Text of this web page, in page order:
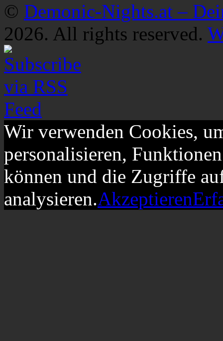
© Demonic-Nights.at –
2026. All rights reserved.
Wir verwenden Cookies,
personalisieren,
können und die Zugriffe
analysieren.Akzeptieren